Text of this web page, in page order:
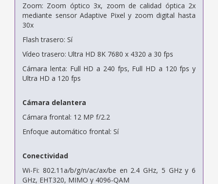
Zoom: Zoom óptico 3x, zoom de calidad óptica 2x
mediante sensor Adaptive Pixel y zoom digital hasta
30x
Flash trasero: Sí
Vídeo trasero: Ultra HD 8K 7680 x 4320 a 30 fps
Cámara lenta: Full HD a 240 fps, Full HD a 120 fps y
Ultra HD a 120 fps
Cámara delantera
Cámara frontal: 12 MP f/2.2
Enfoque automático frontal: Sí
Conectividad
Wi-Fi: 802.11a/b/g/n/ac/ax/be en 2.4 GHz, 5 GHz y 6
GHz, EHT320, MIMO y 4096-QAM